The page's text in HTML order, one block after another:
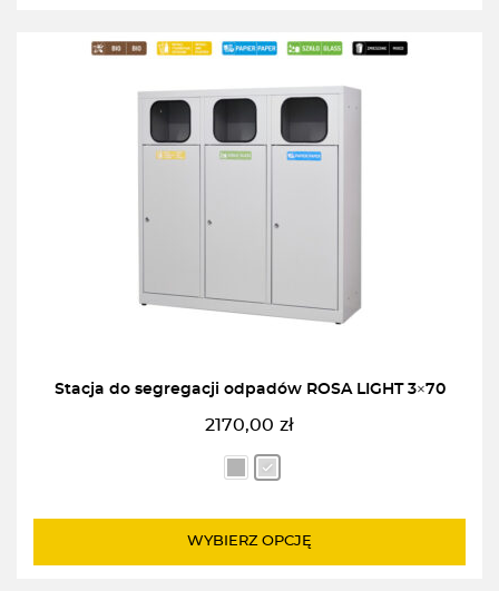
Stacja do segregacji odpadów ROSA LIGHT 3×70
2170,00 zł
WYBIERZ OPCJĘ